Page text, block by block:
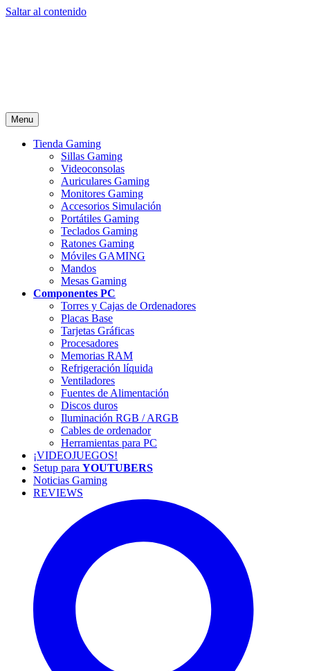
Saltar al contenido
Menu
Tienda Gaming
Sillas Gaming
Videoconsolas
Auriculares Gaming
Monitores Gaming
Accesorios Simulación
Portátiles Gaming
Teclados Gaming
Ratones Gaming
Móviles GAMING
Mandos
Mesas Gaming
Componentes PC
Torres y Cajas de Ordenadores
Placas Base
Tarjetas Gráficas
Procesadores
Memorias RAM
Refrigeración líquida
Ventiladores
Fuentes de Alimentación
Discos duros
Iluminación RGB / ARGB
Cables de ordenador
Herramientas para PC
¡VIDEOJUEGOS!
Setup para YOUTUBERS
Noticias Gaming
REVIEWS